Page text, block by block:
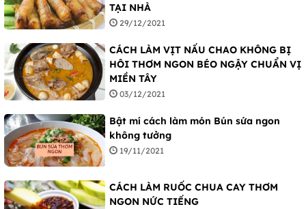
TẠI NHÀ
29/12/2021
CÁCH LÀM VỊT NẤU CHAO KHÔNG BỊ
HÔI THƠM NGON BÉO NGẬY CHUẨN VỊ
MIỀN TÂY
03/12/2021
Bật mí cách làm món Bún sứa ngon
không tưởng
19/11/2021
CÁCH LÀM RUỐC CHUA CAY THƠM
NGON NỨC TIẾNG